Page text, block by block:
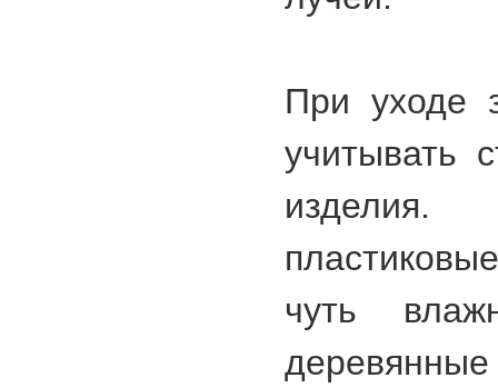
При уходе
учитывать
чуть